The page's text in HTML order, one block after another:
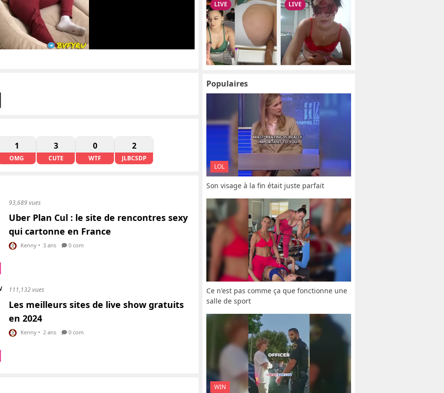
1
OMG
3
CUTE
0
WTF
2
JLBCSDP
93,689 vues
Uber Plan Cul : le site de rencontres sexy
qui cartonne en France
Kenny • 3 ans 0 com
111,132 vues
Les meilleurs sites de live show gratuits
en 2024
Kenny • 2 ans 0 com
Populaires
LOL
Son visage à la fin était juste parfait
Ce n'est pas comme ça que fonctionne une
salle de sport
WIN